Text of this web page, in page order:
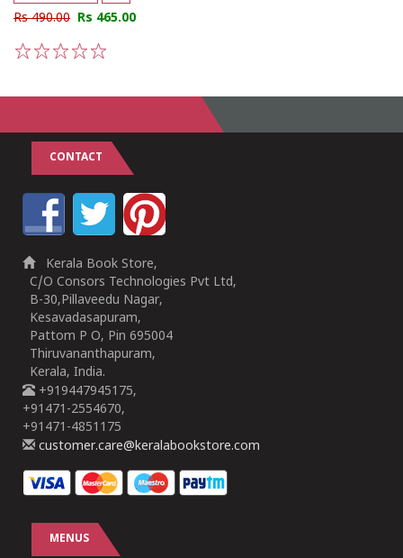
Rs 490.00 Rs 465.00
CONTACT
Kerala Book Store,
C/O Consors Technologies Pvt Ltd,
B-30,Pillaveedu Nagar,
Kesavadasapuram,
Pattom P O, Pin 695004
Thiruvananthapuram,
Kerala, India.
+919447945175,
+91471-2554670,
+91471-4851175
customer.care@keralabookstore.com
MENUS